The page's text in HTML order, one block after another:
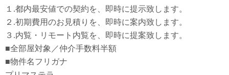
１.都内最安値での契約を、即時に提示致します。
２.初期費用のお見積りを、即時に案内致します。
３.内覧・リモート内覧を、即時に提案致します。
■全部屋対象／仲介手数料半額
■物件名フリガナ